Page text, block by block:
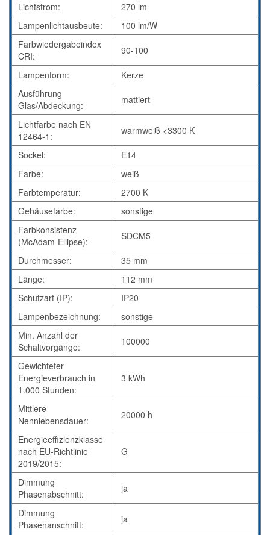
Lichtstrom:
270 lm
Lampenlichtausbeute:
100 lm/W
Farbwiedergabeindex
CRI:
90-100
Lampenform:
Kerze
Ausführung
Glas/Abdeckung:
mattiert
Lichtfarbe nach EN
12464-1:
warmweiß <3300 K
Sockel:
E14
Farbe:
weiß
Farbtemperatur:
2700 K
Gehäusefarbe:
sonstige
Farbkonsistenz
(McAdam-Ellipse):
SDCM5
Durchmesser:
35 mm
Länge:
112 mm
Schutzart (IP):
IP20
Lampenbezeichnung:
sonstige
Min. Anzahl der
Schaltvorgänge:
100000
Gewichteter
Energieverbrauch in
1.000 Stunden:
3 kWh
Mittlere
Nennlebensdauer:
20000 h
Energieeffizienzklasse
nach EU-Richtlinie
2019/2015:
G
Dimmung
Phasenabschnitt:
ja
Dimmung
Phasenanschnitt:
ja